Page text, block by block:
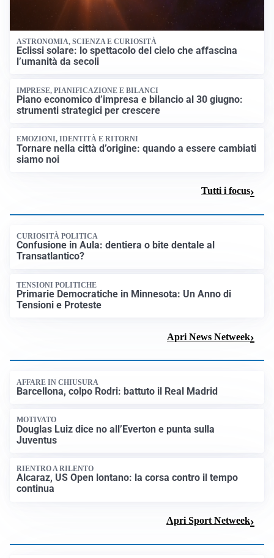
ASTRONOMIA, SCIENZA E CURIOSITÀ
Eclissi solare: lo spettacolo del cielo che affascina
l’umanità da secoli
IMPRESE, PIANIFICAZIONE E BILANCI
Piano economico d’impresa e bilancio al 30 giugno:
strumenti strategici per crescere
EMOZIONI, IDENTITÀ E RITORNI
Tornare nella città d’origine: quando a essere cambiati
siamo noi
Tutti i focus
CURIOSITÀ POLITICA
Confusione in Aula: dentiera o bite dentale al
Transatlantico?
TENSIONI POLITICHE
Primarie Democratiche in Minnesota: Un Anno di
Tensioni e Proteste
Apri News Netweek
AFFARE IN CHIUSURA
Barcellona, colpo Rodri: battuto il Real Madrid
MOTIVATO
Douglas Luiz dice no all’Everton e punta sulla
Juventus
RIENTRO A RILENTO
Alcaraz, US Open lontano: la corsa contro il tempo
continua
Apri Sport Netweek